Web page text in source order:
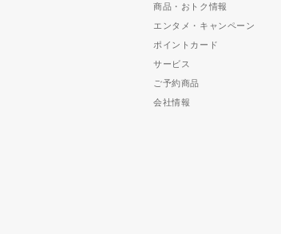
商品・おトク情報
エンタメ・キャンペーン
ポイントカード
サービス
ご予約商品
会社情報